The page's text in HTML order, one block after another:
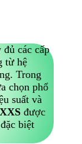
các cấp
từ hệ
Trong
chọn phổ
suất và
được
biệt